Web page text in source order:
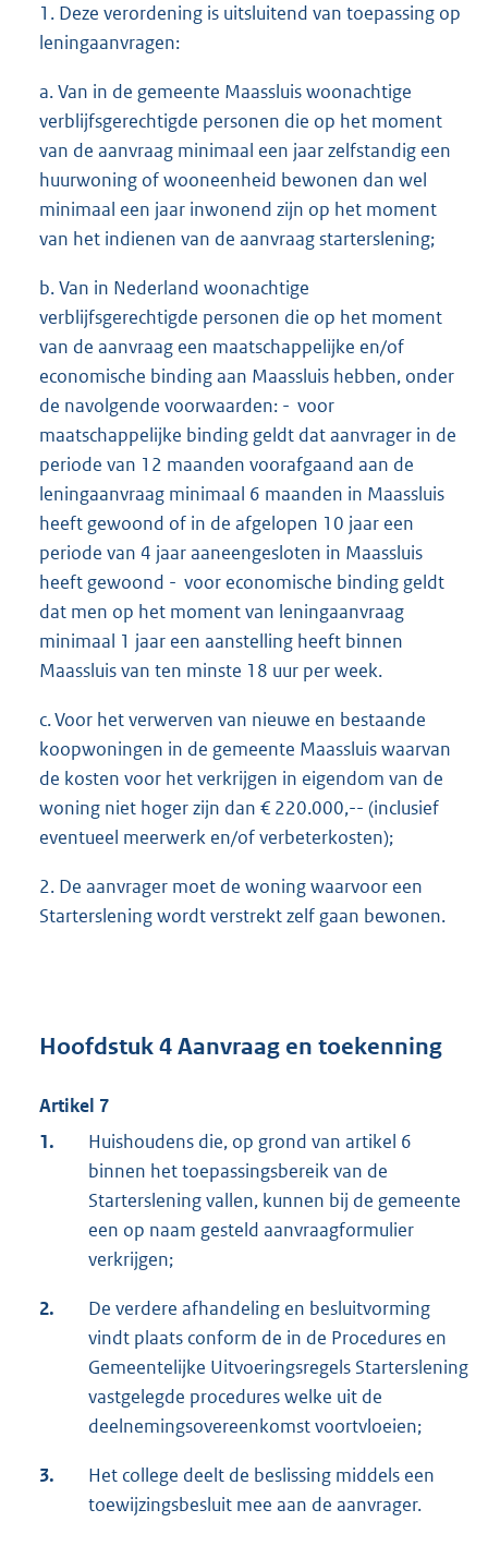
1. Deze verordening is uitsluitend van toepassing op
leningaanvragen:
a. Van in de gemeente Maassluis woonachtige
verblijfsgerechtigde personen die op het moment
van de aanvraag minimaal een jaar zelfstandig een
huurwoning of wooneenheid bewonen dan wel
minimaal een jaar inwonend zijn op het moment
van het indienen van de aanvraag starterslening;
b. Van in Nederland woonachtige
verblijfsgerechtigde personen die op het moment
van de aanvraag een maatschappelijke en/of
economische binding aan Maassluis hebben, onder
de navolgende voorwaarden: - voor
maatschappelijke binding geldt dat aanvrager in de
periode van 12 maanden voorafgaand aan de
leningaanvraag minimaal 6 maanden in Maassluis
heeft gewoond of in de afgelopen 10 jaar een
periode van 4 jaar aaneengesloten in Maassluis
heeft gewoond - voor economische binding geldt
dat men op het moment van leningaanvraag
minimaal 1 jaar een aanstelling heeft binnen
Maassluis van ten minste 18 uur per week.
c. Voor het verwerven van nieuwe en bestaande
koopwoningen in de gemeente Maassluis waarvan
de kosten voor het verkrijgen in eigendom van de
woning niet hoger zijn dan € 220.000,-- (inclusief
eventueel meerwerk en/of verbeterkosten);
2. De aanvrager moet de woning waarvoor een
Starterslening wordt verstrekt zelf gaan bewonen.
Hoofdstuk 4 Aanvraag en toekenning
Artikel 7
1.
Huishoudens die, op grond van artikel 6
binnen het toepassingsbereik van de
Starterslening vallen, kunnen bij de gemeente
een op naam gesteld aanvraagformulier
verkrijgen;
2.
De verdere afhandeling en besluitvorming
vindt plaats conform de in de Procedures en
Gemeentelijke Uitvoeringsregels Starterslening
vastgelegde procedures welke uit de
deelnemingsovereenkomst voortvloeien;
3.
Het college deelt de beslissing middels een
toewijzingsbesluit mee aan de aanvrager.